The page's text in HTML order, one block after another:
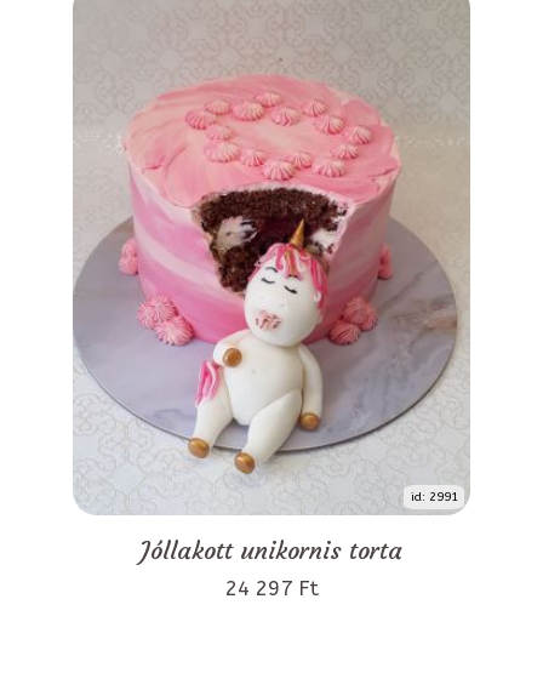
id: 2991
Jóllakott unikornis torta
24 297 Ft